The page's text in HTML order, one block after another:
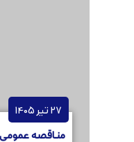
27 تیر 1405
مناقصه عمومی